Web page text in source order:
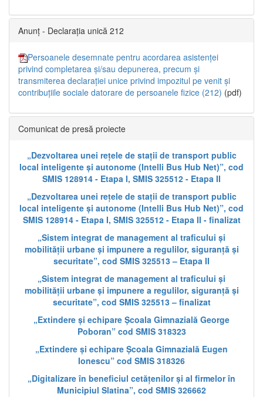
Anunț - Declarația unică 212
Persoanele desemnate pentru acordarea asistenței
privind completarea și/sau depunerea, precum și
transmiterea declarației unice privind impozitul pe venit și
contribuțiile sociale datorare de persoanele fizice (212) (pdf)
Comunicat de presă proiecte
„Dezvoltarea unei rețele de stații de transport public
local inteligente și autonome (Intelli Bus Hub Net)”, cod
SMIS 128914 - Etapa I, SMIS 325512 - Etapa II
„Dezvoltarea unei rețele de stații de transport public
local inteligente și autonome (Intelli Bus Hub Net)”, cod
SMIS 128914 - Etapa I, SMIS 325512 - Etapa II - finalizat
„Sistem integrat de management al traficului și
mobilității urbane și impunere a regulilor, siguranță și
securitate”, cod SMIS 325513 – Etapa II
„Sistem integrat de management al traficului și
mobilității urbane și impunere a regulilor, siguranță și
securitate”, cod SMIS 325513 – finalizat
„Extindere și echipare Școala Gimnazială George
Poboran” cod SMIS 318323
„Extindere și echipare Școala Gimnazială Eugen
Ionescu” cod SMIS 318326
„Digitalizare în beneficiul cetățenilor și al firmelor în
Municipiul Slatina”, cod SMIS 326662